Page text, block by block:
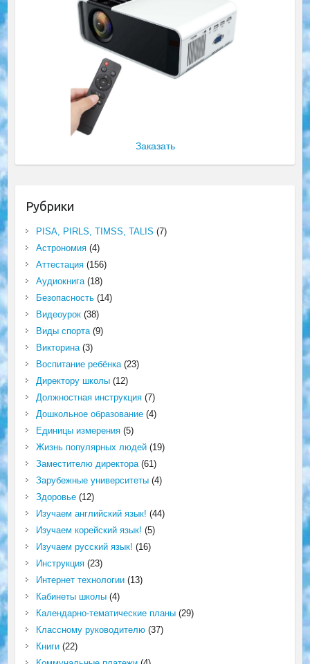
Заказать
Рубрики
PISA, PIRLS, TIMSS, TALIS (7)
Астрономия(4)
Аттестация(156)
Аудиокнига(18)
Безопасность(14)
Видеоурок(38)
Виды спорта(9)
Викторина(3)
Воспитание ребёнка(23)
Директору школы(12)
Должностная инструкция(7)
Дошкольное образование(4)
Единицы измерения(5)
Жизнь популярных людей(19)
Заместителю директора(61)
Зарубежные университеты(4)
Здоровье(12)
Изучаем английский язык! (44)
Изучаем корейский язык! (5)
Изучаем русский язык! (16)
Инструкция(23)
Интернет технологии(13)
Кабинеты школы(4)
Календарно-тематические планы(29)
Классному руководителю(37)
Книги(22)